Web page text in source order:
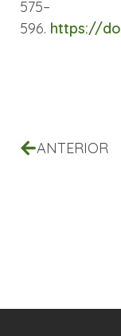
575–
596. https://
ANTERIOR